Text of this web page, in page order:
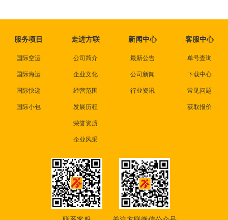
服务项目
国际空运
国际海运
国际快递
国际小包
走进方联
公司简介
企业文化
经营范围
发展历程
荣誉资质
企业风采
新闻中心
最新公告
公司新闻
行业资讯
客服中心
单号查询
下载中心
常见问题
获取报价